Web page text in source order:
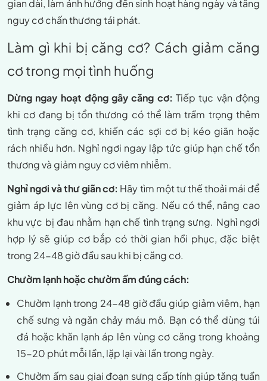
gian dài, làm ảnh hưởng đến sinh hoạt hàng ngày và tăng
nguy cơ chấn thương tái phát.
Làm gì khi bị căng cơ? Cách giảm căng
cơ trong mọi tình huống
Dừng ngay hoạt động gây căng cơ: Tiếp tục vận động
khi cơ đang bị tổn thương có thể làm trầm trọng thêm
tình trạng căng cơ, khiến các sợi cơ bị kéo giãn hoặc
rách nhiều hơn. Nghỉ ngơi ngay lập tức giúp hạn chế tổn
thương và giảm nguy cơ viêm nhiễm.
Nghỉ ngơi và thư giãn cơ: Hãy tìm một tư thế thoải mái để
giảm áp lực lên vùng cơ bị căng. Nếu có thể, nâng cao
khu vực bị đau nhằm hạn chế tình trạng sưng. Nghỉ ngơi
hợp lý sẽ giúp cơ bắp có thời gian hồi phục, đặc biệt
trong 24-48 giờ đầu sau khi bị căng cơ.
Chườm lạnh hoặc chườm ấm đúng cách:
Chườm lạnh trong 24-48 giờ đầu giúp giảm viêm, hạn
chế sưng và ngăn chảy máu mô. Bạn có thể dùng túi
đá hoặc khăn lạnh áp lên vùng cơ căng trong khoảng
15-20 phút mỗi lần, lặp lại vài lần trong ngày.
Chườm ấm sau giai đoạn sưng cấp tính giúp tăng tuần